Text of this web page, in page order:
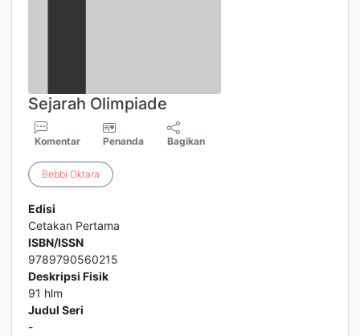
Sejarah Olimpiade
Komentar Penanda Bagikan
Bebbi Oktara
Edisi
Cetakan Pertama
ISBN/ISSN
9789790560215
Deskripsi Fisik
91 hlm
Judul Seri
-